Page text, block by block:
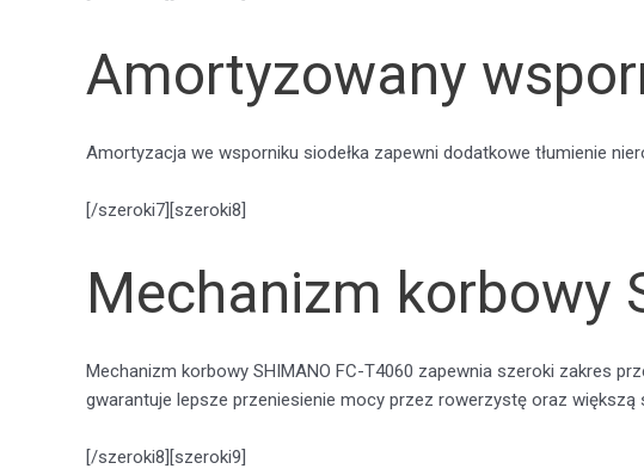
Amortyzowany
Amortyzacja we wsporniku siodełka zapewni dodatkowe tłumienie
[/szeroki7][szeroki8]
Mechanizm korbowy
Mechanizm korbowy SHIMANO FC-T4060 zapewnia szeroki zakres
gwarantuje lepsze przeniesienie mocy przez rowerzystę oraz większą
[/szeroki8][szeroki9]